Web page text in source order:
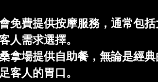
免費提供按摩服務，通常包
人需求選擇。
拿場提供自助餐，無論是經
客人的胃口。